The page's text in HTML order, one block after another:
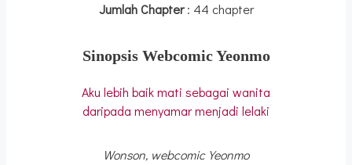
Jumlah Chapter: 44 chapter
Sinopsis Webcomic Yeonmo
Aku lebih baik mati sebagai wanita
daripada menyamar menjadi lelaki
Wonson, webcomic Yeonmo